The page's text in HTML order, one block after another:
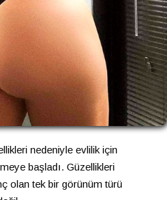
nedeniyle evlilik için
başladı. Güzellikleri
olan tek bir görünüm türü